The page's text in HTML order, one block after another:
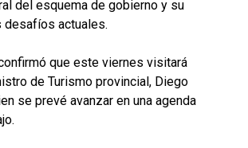
del esquema de gobierno y su
desafíos actuales.
que este viernes visitará
de Turismo provincial, Diego
se prevé avanzar en una agenda